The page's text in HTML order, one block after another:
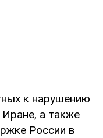
к нарушению
а также
России в